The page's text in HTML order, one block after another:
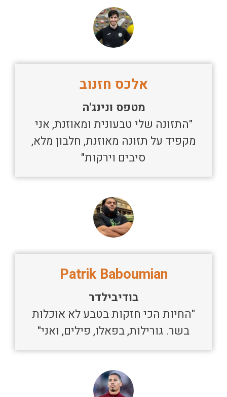
מטפס ונינג'ה
"התזונה שלי טבעונית ומאוזנת, אני
מקפיד על תזונה מאוזנת, חלבון מלא,
סיבים וירקות"
אלכס חזנוב
בודיבילדר
"החיות הכי חזקות בטבע לא אוכלות
בשר. גורילות, בפאלו, פילים, ואני"
Patrik Baboumian